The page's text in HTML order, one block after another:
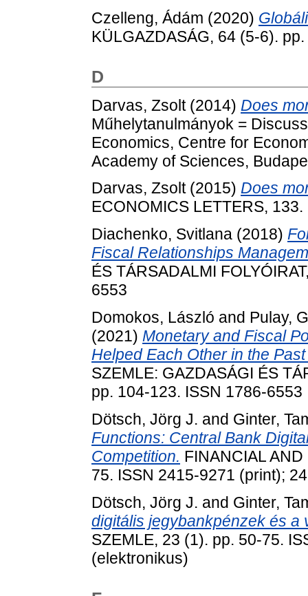
Czelleng, Ádám (2020)
KÜLGAZDASÁG, 64 (5-6).
D
Darvas, Zsolt(2014) Does
Műhelytanulmányok =
Economics, Centre for
Academy of Sciences,
Darvas, Zsolt(2015) Does
ECONOMICS LETTERS,
Diachenko, Svitlana (2018)
Fiscal Relationships
ÉS TÁRSADALMI
6553
Domokos, László and Pulay,
(2021) Monetary and Fiscal
Helped Each Other in the
SZEMLE: GAZDASÁGI ÉS
pp. 104-123. ISSN 1786-6553
Dötsch, Jörg J. and Ginter,
Functions: Central Bank
Competition. FINANCIAL
75. ISSN 2415-9271 (print);
Dötsch, Jörg J. and Ginter,
digitális jegybankpénzek és a
SZEMLE, 23 (1). pp. 50-75.
(elektronikus)